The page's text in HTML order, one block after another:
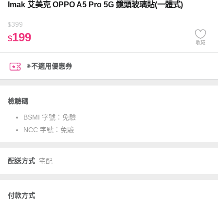
Imak 艾美克 OPPO A5 Pro 5G 鏡頭玻璃貼(一體式)
$399
$199 收藏
※不適用優惠券
檢驗碼
BSMI 字號： 免驗
NCC 字號： 免驗
配送方式 宅配
付款方式